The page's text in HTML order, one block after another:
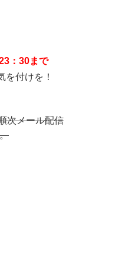
：30まで
を付けを！
次メール配信